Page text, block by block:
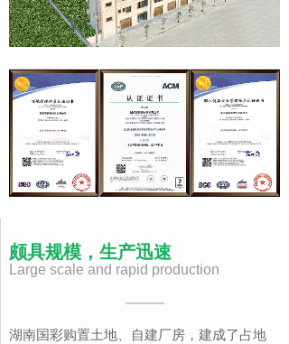
湖南国彩购置土地、自建厂房，建成了占地
颇具规模，生产迅速
Large scale and rapid production